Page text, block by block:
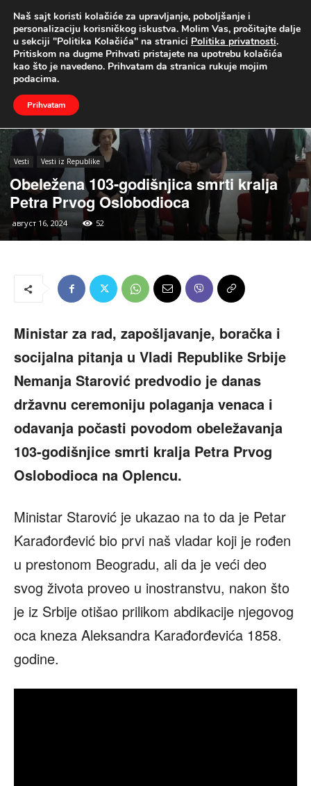
UŽIVO
Naslovna Vesti Vesti iz Republike
Vesti Vesti iz Republike
Obeležena 103-godišnjica smrti kralja
Petra Prvog Oslobodioca
август 16, 2024 52
Ministar za rad, zapošljavanje, boračka i
socijalna pitanja u Vladi Republike Srbije
Nemanja Starović predvodio je danas
državnu ceremoniju polaganja venaca i
odavanja počasti povodom obeležavanja
103-godišnjice smrti kralja Petra Prvog
Oslobodioca na Oplencu.
Ministar Starović je ukazao na to da je Petar
Karađorđević bio prvi naš vladar koji je rođen
u prestonom Beogradu, ali da je veći deo
svog života proveo u inostranstvu, nakon što
je iz Srbije otišao prilikom abdikacije njegovog
oca kneza Aleksandra Karađorđevića 1858.
godine.
Naš sajt koristi kolačiće za upravljanje, poboljšanje i
personalizaciju korisničkog iskustva. Molim Vas, pročitajte dalje
u sekciji "Politika Kolačića" na stranici Politika privatnosti.
Pritiskom na dugme Prihvati pristajete na upotrebu kolačića
kao što je navedeno. Prihvatam da stranica rukuje mojim
podacima.
Prihvatam